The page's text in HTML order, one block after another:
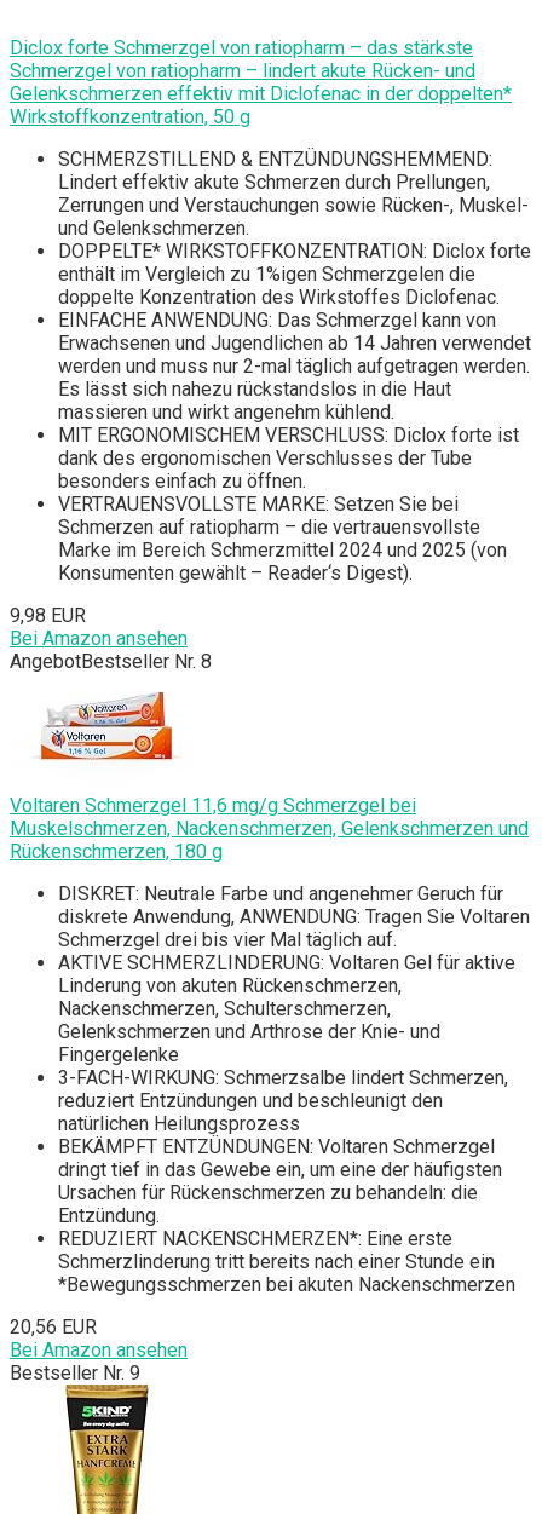
Diclox forte Schmerzgel von ratiopharm – das stärkste
Schmerzgel von ratiopharm – lindert akute Rücken- und
Gelenkschmerzen effektiv mit Diclofenac in der doppelten*
Wirkstoffkonzentration, 50 g
SCHMERZSTILLEND & ENTZÜNDUNGSHEMMEND:
Lindert effektiv akute Schmerzen durch Prellungen,
Zerrungen und Verstauchungen sowie Rücken-, Muskel-
und Gelenkschmerzen.
DOPPELTE* WIRKSTOFFKONZENTRATION: Diclox forte
enthält im Vergleich zu 1%igen Schmerzgelen die
doppelte Konzentration des Wirkstoffes Diclofenac.
EINFACHE ANWENDUNG: Das Schmerzgel kann von
Erwachsenen und Jugendlichen ab 14 Jahren verwendet
werden und muss nur 2-mal täglich aufgetragen werden.
Es lässt sich nahezu rückstandslos in die Haut
massieren und wirkt angenehm kühlend.
MIT ERGONOMISCHEM VERSCHLUSS: Diclox forte ist
dank des ergonomischen Verschlusses der Tube
besonders einfach zu öffnen.
VERTRAUENSVOLLSTE MARKE: Setzen Sie bei
Schmerzen auf ratiopharm – die vertrauensvollste
Marke im Bereich Schmerzmittel 2024 und 2025 (von
Konsumenten gewählt – Reader‘s Digest).
9,98 EUR
Bei Amazon ansehen
AngebotBestseller Nr. 8
Voltaren Schmerzgel 11,6 mg/g Schmerzgel bei
Muskelschmerzen, Nackenschmerzen, Gelenkschmerzen und
Rückenschmerzen, 180 g
DISKRET: Neutrale Farbe und angenehmer Geruch für
diskrete Anwendung, ANWENDUNG: Tragen Sie Voltaren
Schmerzgel drei bis vier Mal täglich auf.
AKTIVE SCHMERZLINDERUNG: Voltaren Gel für aktive
Linderung von akuten Rückenschmerzen,
Nackenschmerzen, Schulterschmerzen,
Gelenkschmerzen und Arthrose der Knie- und
Fingergelenke
3-FACH-WIRKUNG: Schmerzsalbe lindert Schmerzen,
reduziert Entzündungen und beschleunigt den
natürlichen Heilungsprozess
BEKÄMPFT ENTZÜNDUNGEN: Voltaren Schmerzgel
dringt tief in das Gewebe ein, um eine der häufigsten
Ursachen für Rückenschmerzen zu behandeln: die
Entzündung.
REDUZIERT NACKENSCHMERZEN*: Eine erste
Schmerzlinderung tritt bereits nach einer Stunde ein
*Bewegungsschmerzen bei akuten Nackenschmerzen
20,56 EUR
Bei Amazon ansehen
Bestseller Nr. 9